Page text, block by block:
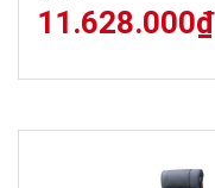
11.628.000₫